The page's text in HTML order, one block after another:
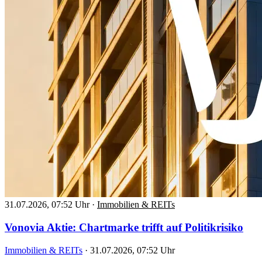
31.07.2026, 07:52 Uhr · Immobilien & REITs
Vonovia Aktie: Chartmarke trifft auf Politikrisiko
Immobilien & REITs · 31.07.2026, 07:52 Uhr